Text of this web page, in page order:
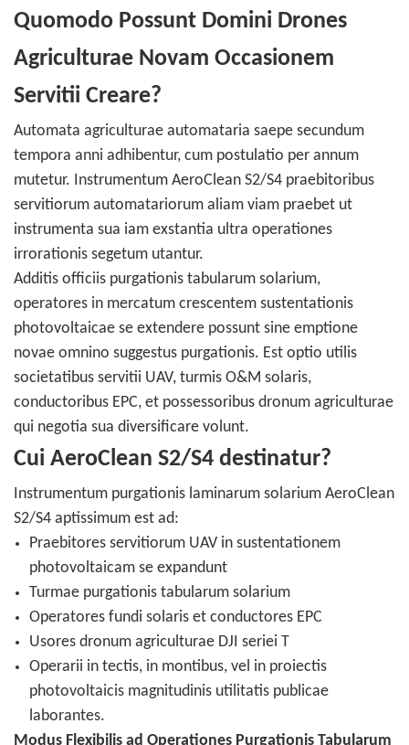
Quomodo Possunt Domini Drones
Agriculturae Novam Occasionem
Servitii Creare?
Automata agriculturae automataria saepe secundum
tempora anni adhibentur, cum postulatio per annum
mutetur. Instrumentum AeroClean S2/S4 praebitoribus
servitiorum automatariorum aliam viam praebet ut
instrumenta sua iam exstantia ultra operationes
irrorationis segetum utantur.
Additis officiis purgationis tabularum solarium,
operatores in mercatum crescentem sustentationis
photovoltaicae se extendere possunt sine emptione
novae omnino suggestus purgationis. Est optio utilis
societatibus servitii UAV, turmis O&M solaris,
conductoribus EPC, et possessoribus dronum agriculturae
qui negotia sua diversificare volunt.
Cui AeroClean S2/S4 destinatur?
Instrumentum purgationis laminarum solarium AeroClean
S2/S4 aptissimum est ad:
Praebitores servitiorum UAV in sustentationem
photovoltaicam se expandunt
Turmae purgationis tabularum solarium
Operatores fundi solaris et conductores EPC
Usores dronum agriculturae DJI seriei T
Operarii in tectis, in montibus, vel in proiectis
photovoltaicis magnitudinis utilitatis publicae
laborantes.
Modus Flexibilis ad Operationes Purgationis Tabularum